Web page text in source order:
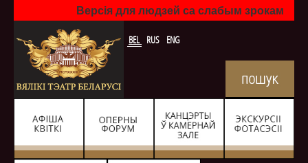
Версія для людзей са слабым зрокам
BEL RUS ENG